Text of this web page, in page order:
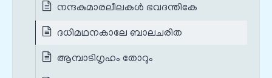
നന്ദകുമാരലീലകൾ ഭവദന്തികേ
ദധിമഥനകാലേ ബാലചരിത
ആമ്പാടിഗൃഹം തോറും